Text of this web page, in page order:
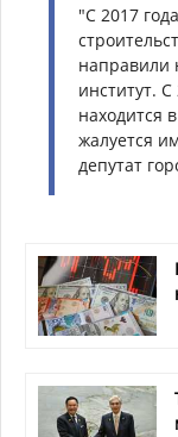
"С 2017
направили
институт.
находится
жалуется
депутат